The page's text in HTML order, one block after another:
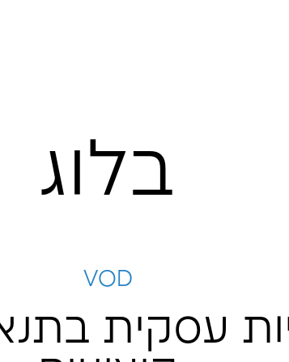
VOD